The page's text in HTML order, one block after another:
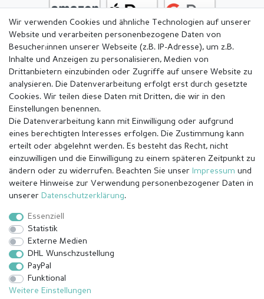
Impressum Daten­schutz­erklärung
Barrierefreiheitserklärung
Wir verwenden Cookies und ähnliche Technologien auf unserer
Website und verarbeiten personenbezogene Daten von
Besucher:innen unserer Webseite (z.B. IP-Adresse), um z.B.
Inhalte und Anzeigen zu personalisieren, Medien von
Drittanbietern einzubinden oder Zugriffe auf unsere Website zu
analysieren. Die Datenverarbeitung erfolgt erst durch gesetzte
Cookies. Wir teilen diese Daten mit Dritten, die wir in den
Einstellungen benennen.
Die Datenverarbeitung kann mit Einwilligung oder aufgrund
eines berechtigten Interesses erfolgen. Die Zustimmung kann
erteilt oder abgelehnt werden. Es besteht das Recht, nicht
einzuwilligen und die Einwilligung zu einem späteren Zeitpunkt zu
ändern oder zu widerrufen. Beachten Sie unser Impressum und
weitere Hinweise zur Verwendung personenbezogener Daten in
unserer Daten­schutz­erklärung.
Essenziell
Statistik
Externe Medien
DHL Wunschzustellung
PayPal
Funktional
Weitere Einstellungen